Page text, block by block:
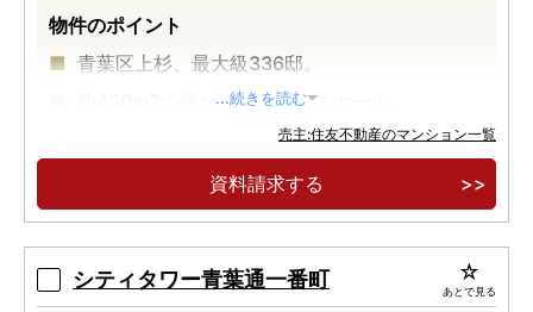
物件のポイント
青葉区上杉、最大級336邸。
約430m2の雅なエントランスホール。
スパ・フィットネスなど多彩な共用施設。
...続きを読む
売主:住友不動産のマンション一覧
資料請求する
シティタワー青葉通一番町 あとで見る